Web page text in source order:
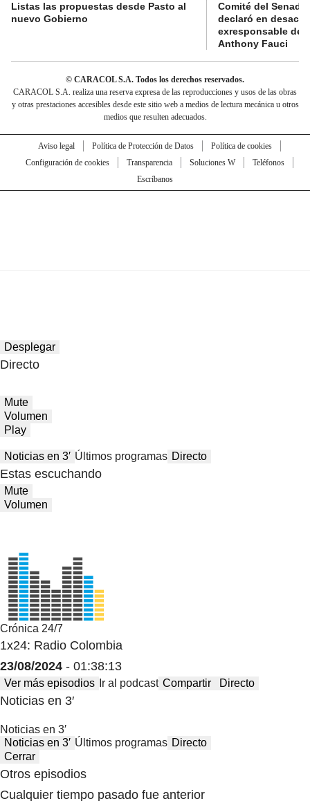
Listas las propuestas desde Pasto al
nuevo Gobierno
Comité del Senado
declaró en
exresponsable de
Anthony Fauci
© CARACOL S.A. Todos los derechos reservados.
CARACOL S.A. realiza una reserva expresa de las reproducciones y usos de las obras
y otras prestaciones accesibles desde este sitio web a medios de lectura mecánica u otros
medios que resulten adecuados.
Aviso legal Política de Protección de Datos
Política de cookies
Configuración de cookies
Transparencia Soluciones W
Teléfonos
Escríbanos
Desplegar
Directo
Mute
Volumen
Play
Noticias en 3′ Últimos programas Directo
Estas escuchando
Mute
Volumen
Crónica 24/7
1x24: Radio Colombia
23/08/2024 - 01:38:13
Ver más episodios Ir al podcast Compartir Directo
Noticias en 3′
Noticias en 3′
Noticias en 3′ Últimos programas Directo
Cerrar
Otros episodios
Cualquier tiempo pasado fue anterior